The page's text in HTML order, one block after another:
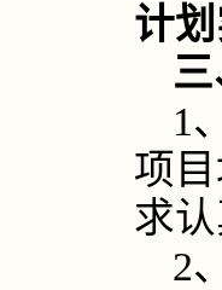
计
1
项
求
2